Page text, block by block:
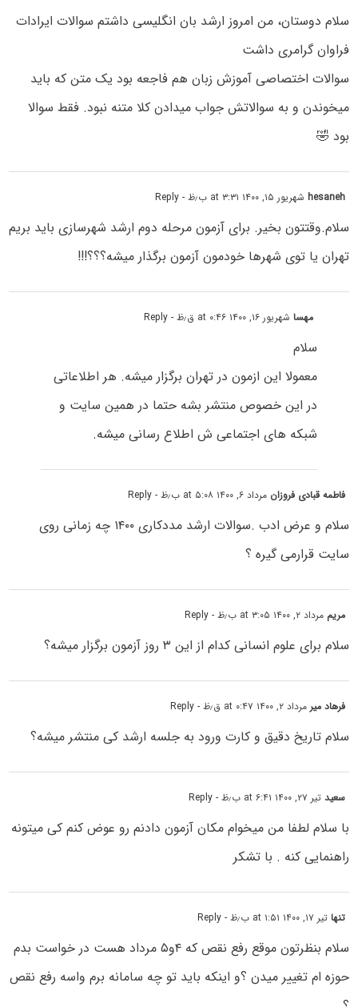
سلام دوستان، من امروز ارشد بان انگلیسی داشتم سوالات ایرادات
فراوان گرامری داشت
سوالات اختصاصی آموزش زبان هم فاجعه بود یک متن که باید
میخوندن و به سوالاتش جواب میدادن کلا متنه نبود. فقط سوالا
بود 🤣
hesanehشهریور ۱۵, ۱۴۰۰ at ۳:۳۱ ب٫ظ - Reply
سلام.وقتتون بخیر. برای آزمون مرحله دوم ارشد شهرسازی باید بریم
تهران یا توی شهرها خودمون آزمون برگذار میشه؟؟؟!!!
مهساشهریور ۱۶, ۱۴۰۰ at ۰:۴۶ ق٫ظ - Reply
سلام
معمولا این ازمون در تهران برگزار میشه. هر اطلاعاتی
در این خصوص منتشر بشه حتما در همین سایت و
شبکه های اجتماعی ش اطلاع رسانی میشه.
فاطمه قبادی فروزان مرداد ۶, ۱۴۰۰ at ۵:۰۸ ب٫ظ - Reply
سلام و عرض ادب .سوالات ارشد مددکاری ۱۴۰۰ چه زمانی روی
سایت قرارمی گیره ؟
مریم مرداد ۲, ۱۴۰۰ at ۳:۰۵ ب٫ظ - Reply
سلام برای علوم انسانی کدام از این ۳ روز آزمون برگزار میشه؟
فرهاد میرمرداد ۲, ۱۴۰۰ at ۰:۴۷ ق٫ظ - Reply
سلام تاریخ دقیق و کارت ورود به جلسه ارشد کی منتشر میشه؟
سعیدتیر ۲۷, ۱۴۰۰ at ۶:۴۱ ب٫ظ - Reply
با سلام لطفا من میخوام مکان آزمون دادنم رو عوض کنم کی میتونه
راهنمایی کنه . با تشکر
تنهاتیر ۱۷, ۱۴۰۰ at ۱:۵۱ ب٫ظ - Reply
سلام بنظرتون موقع رفع نقص که ۴و۵ مرداد هست در خواست بدم
حوزه ام تغییر میدن ؟و اینکه باید تو چه سامانه برم واسه رفع نقص